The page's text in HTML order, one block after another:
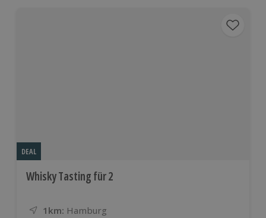
DEAL
Whisky Tasting für 2
1km: Entfernung
Standort
Hamburg